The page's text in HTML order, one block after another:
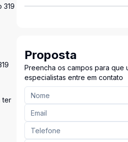
319
ter
Proposta
Preencha os campos para que
especialistas entre em contato